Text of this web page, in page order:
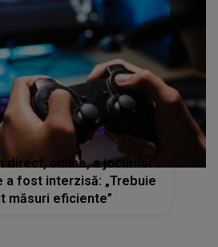
direct, online, a jocurilor
fost interzisă: „Trebuie
măsuri eficiente”